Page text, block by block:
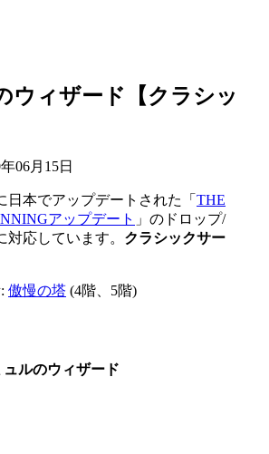
ウィザード【クラシッ
06月15日
日本でアップデートされた「 THE
アップデート 」のドロップ/
対応しています。 クラシックサー
傲慢の塔 (4階、5階)
ュルのウィザード